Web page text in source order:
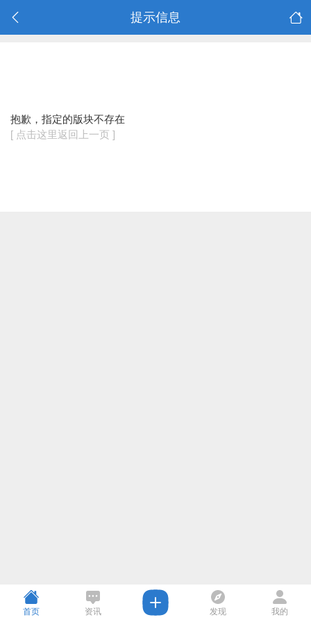
提示信息
抱歉，指定的版块不存在
[ 点击这里返回上一页 ]
首页 资讯 发现 我的